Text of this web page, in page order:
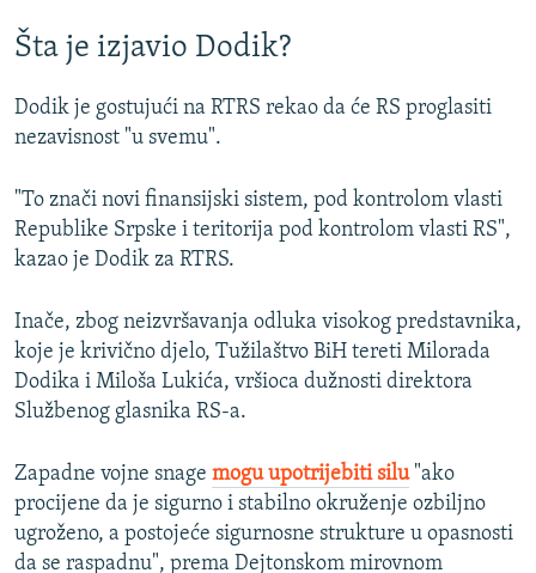
Šta je izjavio Dodik?
Dodik je gostujući na RTRS rekao da će RS proglasiti
nezavisnost "u svemu".
"To znači novi finansijski sistem, pod kontrolom vlasti
Republike Srpske i teritorija pod kontrolom vlasti RS",
kazao je Dodik za RTRS.
Inače, zbog neizvršavanja odluka visokog predstavnika,
koje je krivično djelo, Tužilaštvo BiH tereti Milorada
Dodika i Miloša Lukića, vršioca dužnosti direktora
Službenog glasnika RS-a.
Zapadne vojne snage mogu upotrijebiti silu"ako
procijene da je sigurno i stabilno okruženje ozbiljno
ugroženo, a postojeće sigurnosne strukture u opasnosti
da se raspadnu", prema Dejtonskom mirovnom